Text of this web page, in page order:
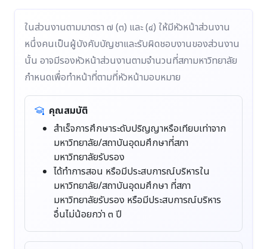
ในส่วนงานตามมาตรา ๗ (๓) และ (๔) ให้มีหัวหน้าส่วนงาน
หนึ่งคนเป็นผู้บังคับบัญชาและรับผิดชอบงานของส่วนงาน
นั้น อาจมีรองหัวหน้าส่วนงานตามจำนวนที่สภามหาวิทยาลัย
กำหนดเพื่อทำหน้าที่ตามที่หัวหน้ามอบหมาย
คุณสมบัติ
สำเร็จการศึกษาระดับปริญญาหรือเทียบเท่าจาก
มหาวิทยาลัย/สถาบันอุดมศึกษาที่สภา
มหาวิทยาลัยรับรอง
ได้ทำการสอน หรือมีประสบการณ์บริหารใน
มหาวิทยาลัย/สถาบันอุดมศึกษา ที่สภา
มหาวิทยาลัยรับรอง หรือมีประสบการณ์บริหาร
อื่นไม่น้อยกว่า ๓ ปี